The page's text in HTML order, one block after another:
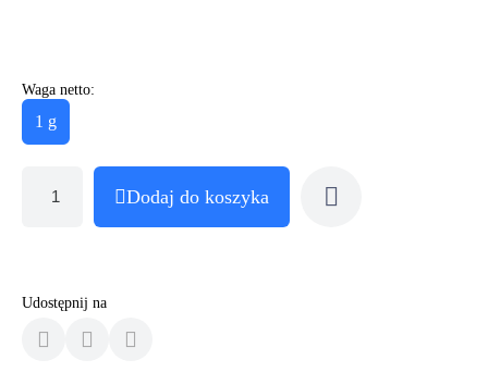
Waga netto:
1 g
Dodaj do koszyka
Udostępnij na